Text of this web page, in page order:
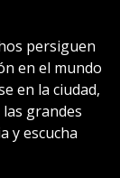
persiguen
en el mundo
en la ciudad,
grandes
y escucha